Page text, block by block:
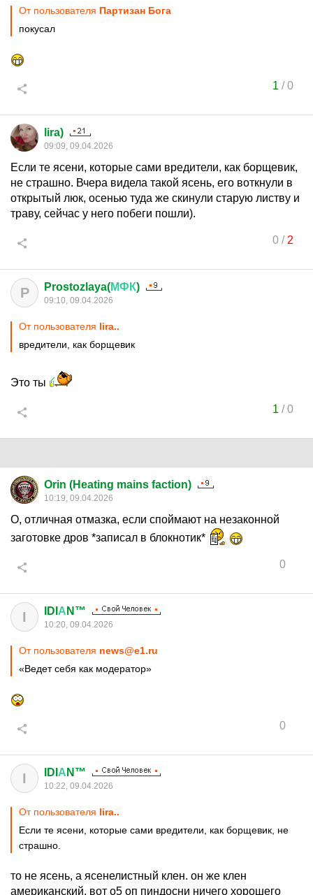
От пользователя Партизан Бога
покусал
1 /0
lira)
09:09, 09.04.2026
Если те ясени, которые сами вредители, как борщевик,
не страшно. Вчера видела такой ясень, его воткнули в
открытый люк, осенью туда же скинули старую листву и
траву, сейчас у него побеги пошли).
0/ 2
P Prostozlaya(МФК)
09:10, 09.04.2026
От пользователя lira..
вредители, как борщевик
Это ты
1 /0
Orin (Heating mains faction)
10:19, 09.04.2026
О, отличная отмазка, если споймают на незаконной
заготовке дров *записал в блокнотик*
0
I IDI А N™
10:20, 09.04.2026
От пользователя news@e1.ru
«Ведет себя как модератор»
0
I IDI А N™
10:22, 09.04.2026
От пользователя lira..
Если те ясени, которые сами вредители, как борщевик, не
страшно.
то не ясень, а ясенелистный клен. он же клен
американский. вот о5 оп пиндосни ничего хорошего